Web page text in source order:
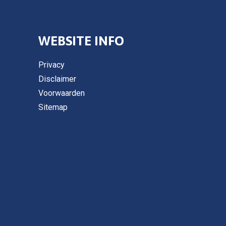
WEBSITE INFO
Privacy
Disclaimer
Voorwaarden
Sitemap